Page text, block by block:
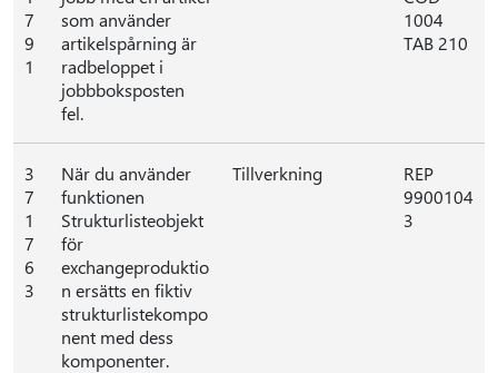
7
9
1
som använder
artikelspårning är
radbeloppet i
jobbboksposten
fel.
1004
TAB 210
3
7
1
7
6
3
När du använder
funktionen
Strukturlisteobjekt
för
exchangeproduktio
n ersätts en fiktiv
strukturlistekompo
nent med dess
komponenter.
Tillverkning
REP
9900104
3